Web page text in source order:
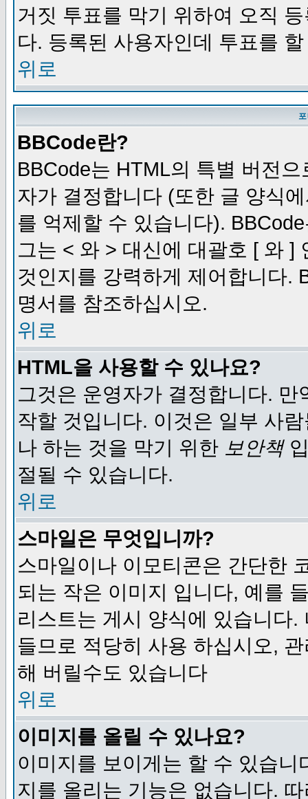
거짓 투표를 막기 위하여 오직
다. 등록된 사용자인데 투표를
위로
BBCode란?
BBCode는 HTML의 특별 버전
자가 결정합니다 (또한 글 양식
를 억제할 수 있습니다).
그는 < 와 > 대신에 대괄호 [ 와 ]
것인지를 강력하게 제어합니다.
명서를 참조하십시오.
위로
HTML을 사용할 수 있나요?
그것은 운영자가 결정합니다.
작할 것입니다. 이것은 일부 사
나 하는 것을 막기 위한 보안책
절될 수 있습니다.
위로
스마일은 무엇입니까?
스마일이나 이모티콘은 간단한
되는 작은 이미지 입니다, 예를
리스트는 게시 양식에 있습니다
들므로 적당히 사용 하십시오,
해 버릴수도 있습니다
위로
이미지를 올릴 수 있나요?
이미지를 보이게는 할 수 있습
지를 올리는 기능은 없습니다.